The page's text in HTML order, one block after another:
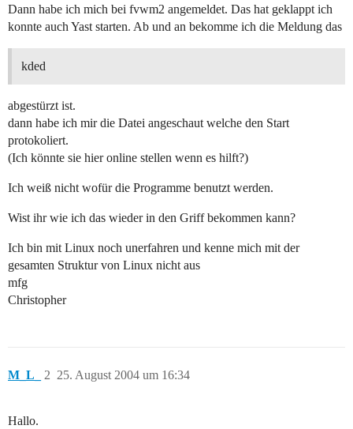
Dann habe ich mich bei fvwm2 angemeldet. Das hat geklappt ich
konnte auch Yast starten. Ab und an bekomme ich die Meldung das
kded
abgestürzt ist.
dann habe ich mir die Datei angeschaut welche den Start
protokoliert.
(Ich könnte sie hier online stellen wenn es hilft?)
Ich weiß nicht wofür die Programme benutzt werden.
Wist ihr wie ich das wieder in den Griff bekommen kann?
Ich bin mit Linux noch unerfahren und kenne mich mit der
gesamten Struktur von Linux nicht aus
mfg
Christopher
M_L_ 25. August 2004 um 16:34
2
Hallo.